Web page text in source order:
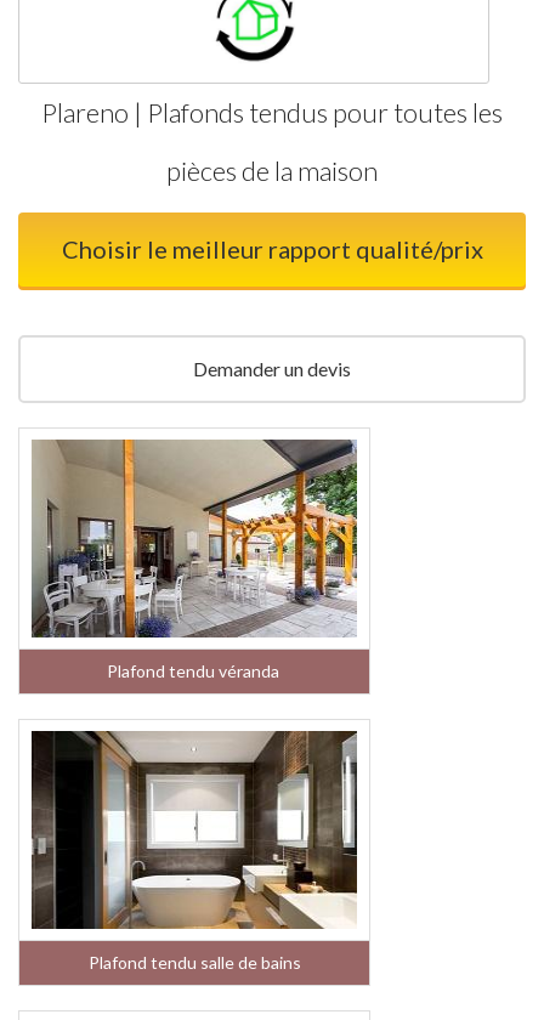
Plareno | Plafonds tendus pour toutes les
pièces de la maison
Choisir le meilleur rapport qualité/prix
Demander un devis
Plafond tendu véranda
Plafond tendu salle de bains